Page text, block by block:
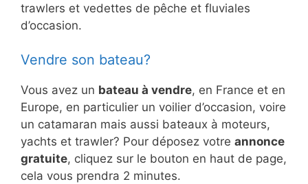
trawlers et vedettes de pêche et fluviales
d’occasion.
Vendre son bateau?
Vous avez un bateau à vendre, en France et en
Europe, en particulier un voilier d’occasion, voire
un catamaran mais aussi bateaux à moteurs,
yachts et trawler? Pour déposez votre annonce
gratuite, cliquez sur le bouton en haut de page,
cela vous prendra 2 minutes.